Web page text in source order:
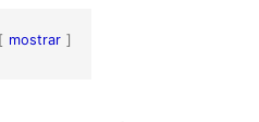
mostrar